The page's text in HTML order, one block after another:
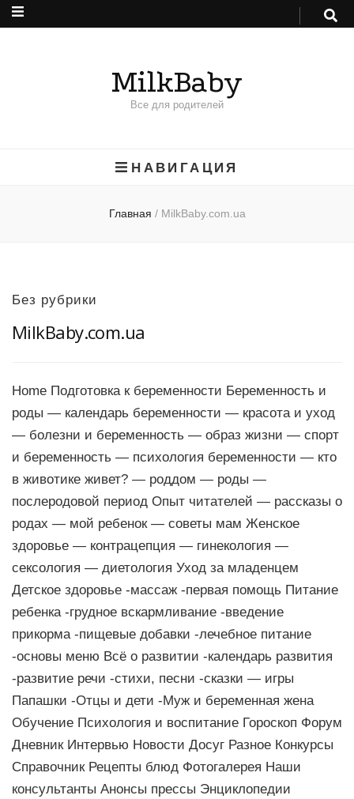
MilkBaby
Все для родителей
НАВИГАЦИЯ
Главная / MilkBaby.com.ua
Без рубрики
MilkBaby.com.ua
Home Подготовка к беременности Беременность и
роды — календарь беременности — красота и уход
— болезни и беременность — образ жизни — спорт
и беременность — психология беременности — кто
в животике живет? — роддом — роды —
послеродовой период Опыт читателей — рассказы о
родах — мой ребенок — советы мам Женское
здоровье — контрацепция — гинекология —
сексология — диетология Уход за младенцем
Детское здоровье -массаж -первая помощь Питание
ребенка -грудное вскармливание -введение
прикорма -пищевые добавки -лечебное питание
-основы меню Всё о развитии -календарь развития
-развитие речи -стихи, песни -сказки — игры
Папашки -Отцы и дети -Муж и беременная жена
Обучение Психология и воспитание Гороскоп Форум
Дневник Интервью Новости Досуг Разное Конкурсы
Справочник Рецепты блюд Фотогалерея Наши
консультанты Анонсы прессы Энциклопедии